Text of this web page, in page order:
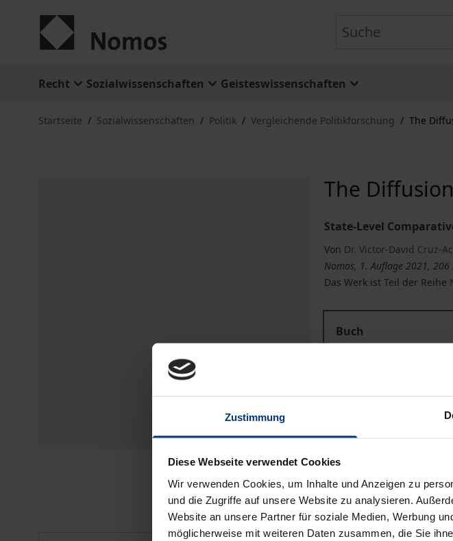
Zustimmung
Diese Webseite verwendet Cookies
Wir verwenden Cookies, um Inhalte und Anzeigen zu
und die Zugriffe auf unsere Website zu analysieren.
Website an unsere Partner für soziale Medien, Werbung
möglicherweise mit weiteren Daten zusammen, die Sie
Recht Sozialwissenschaften Geisteswissenschaften
Startseite / Sozialwissenschaften / Politik / Vergleichende Politikforschung / The
The
State-Level
Von Dr. Victor-David Cruz-
Nomos, 1. Auflage 2021, 206
Das Werk ist Teil der Reihe
Buch
Preisangaben inkl. MwSt.
Hinweise zu Versandkosten